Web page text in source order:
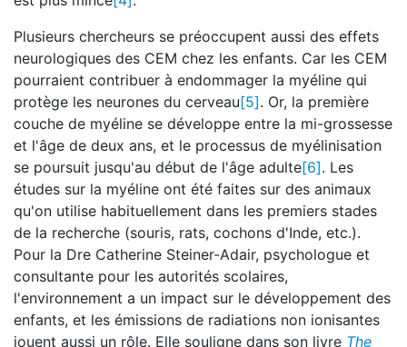
Plusieurs chercheurs se préoccupent aussi des effets
neurologiques des CEM chez les enfants. Car les CEM
pourraient contribuer à endommager la myéline qui
protège les neurones du cerveau[5]. Or, la première
couche de myéline se développe entre la mi-grossesse
et l'âge de deux ans, et le processus de myélinisation
se poursuit jusqu'au début de l'âge adulte[6]. Les
études sur la myéline ont été faites sur des animaux
qu'on utilise habituellement dans les premiers stades
de la recherche (souris, rats, cochons d'Inde, etc.).
Pour la Dre Catherine Steiner-Adair, psychologue et
consultante pour les autorités scolaires,
l'environnement a un impact sur le développement des
enfants, et les émissions de radiations non ionisantes
jouent aussi un rôle. Elle souligne dans son livre The